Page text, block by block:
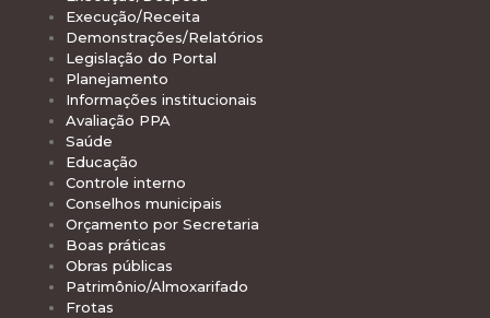
Execução/Receita
Demonstrações/Relatórios
Legislação do Portal
Planejamento
Informações institucionais
Avaliação PPA
Saúde
Educação
Controle interno
Conselhos municipais
Orçamento por Secretaria
Boas práticas
Obras públicas
Patrimônio/Almoxarifado
Frotas